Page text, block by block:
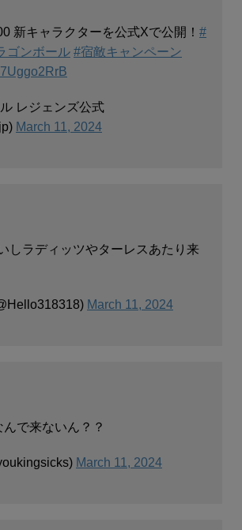
新キャラクターを公式Xで公開！ #
ゴンボール #宿敵キャンペーン
レジェンズ公式
March 11, 2024
しラディッツやターレスあたり来
March 11, 2024
で来ないん？？
March 11, 2024